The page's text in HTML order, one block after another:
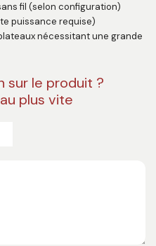
fil (selon configuration)
puissance requise)
nécessitant une grande
sur le produit ?
plus vite